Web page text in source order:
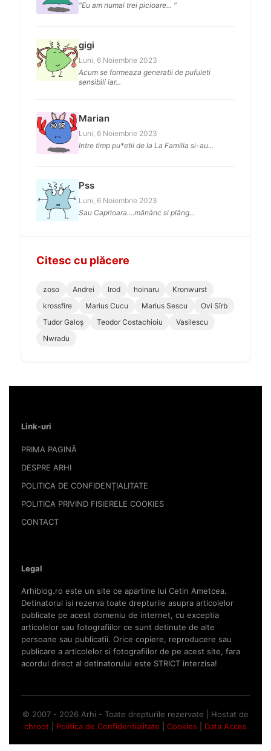
"Eu am numai trei picioare... "
gigi
Luni, 6 Noiembrie 2023
Acum se formeaza generatii de pufuleti
sensibili iar...
Marian
Luni, 6 Noiembrie 2023
Intre timp pu*etii de la La Familia si-au...
Pss
Luni, 6 Noiembrie 2023
Sau Caprioara....mănânc si plâng...
Citesc cu plăcere
zoso Andrei Irod hoinaru
Kronwurst
krossfire
Marius Cucu Marius Sescu
Ovi Sîrb
Tudor Galoș
Teodor Costachioiu
Vasilescu
Nwradu
Link-uri
PRIMA PAGINĂ
DESPRE ARHI
POLITICA DE CONFIDENȚIALITATE
POLITICA PRIVIND FISIERELE COOKIES
CONTACT
Legal
Arhiblog.ro este un site ce apartine lui Cetin Ametcea.
Detinatorul isi rezerva toate drepturile asupra articolelor
publicate pe acest domeniu de internet, cu exceptia
articolelor sau fotografiilor ce sunt detinute de alte
persoane sau publicatii. Orice copiere, reproducere sau
publicare a articolelor si fotografiilor de pe acest site, fara
acordul direct al detinatorului este STRICT interzisa!
© 2007 - 2026 Arhi - Toate drepturile rezervate | Hostat de
chroot
Politica de Confidentialitate Cookies Data Acces